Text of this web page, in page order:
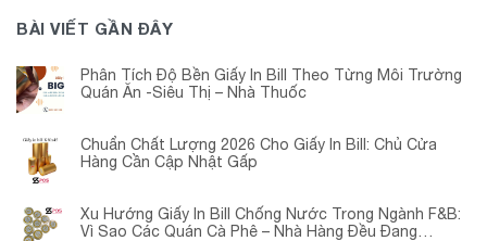
BÀI VIẾT GẦN ĐÂY
Phân Tích Độ Bền Giấy In Bill Theo Từng Môi Trường
Quán Ăn -Siêu Thị – Nhà Thuốc
Chuẩn Chất Lượng 2026 Cho Giấy In Bill: Chủ Cửa
Hàng Cần Cập Nhật Gấp
Xu Hướng Giấy In Bill Chống Nước Trong Ngành F&B:
Vì Sao Các Quán Cà Phê – Nhà Hàng Đều Đang